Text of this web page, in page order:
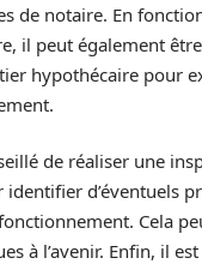
de notaire. En
il peut également
hypothécaire pour
de réaliser une
d’éventuels
Cela
à l’avenir. Enfin, il